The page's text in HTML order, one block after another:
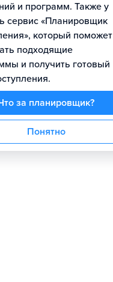
и программ. Также у
сервис «Планировщик
который поможет
подходящие
и получить готовый
за планировщик?
Понятно